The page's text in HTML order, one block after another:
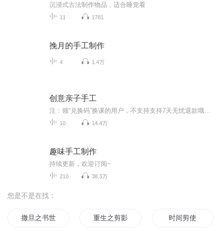
沉浸式古法制作物品，适合睡觉看
11 1781
挽月的手工制作
4 1.4万
创意亲子手工
10 14.4万
趣味手工制作
持续更新，欢迎订阅~
210 38.3万
您是不是在找：
撒旦之书世界末日 重生之剪影 时间剪使